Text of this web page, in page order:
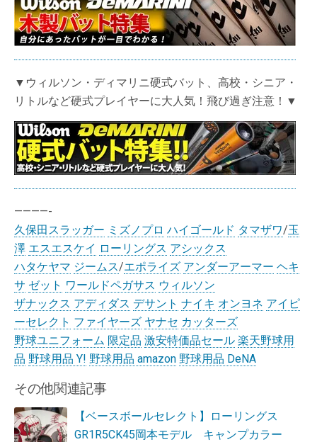
▼ウィルソン・ディマリニ硬式バット、高校・シニア・
リトルなど硬式プレイヤーに大人気！飛び過ぎ注意！▼
————-
久保田スラッガー ミズノプロ ハイゴールド タマザワ/玉
澤 エスエスケイ ローリングス アシックス
ハタケヤマ ジームス/エポライズ アンダーアーマー ヘキ
サ ゼット ワールドペガサス ウィルソン
ザナックス アディダス デサント ナイキ オンヨネ アイピ
ーセレクト ファイヤーズ ヤナセ カッターズ
野球ユニフォーム 限定品 激安特価品セール 楽天野球用
品 野球用品 Y! 野球用品 amazon 野球用品 DeNA
その他関連記事
【ベースボールセレクト】ローリングス
GR1R5CK45岡本モデル キャンプカラー